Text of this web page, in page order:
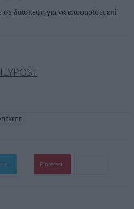
διάσκεψη για να αποφασίσει επί
Pinterest